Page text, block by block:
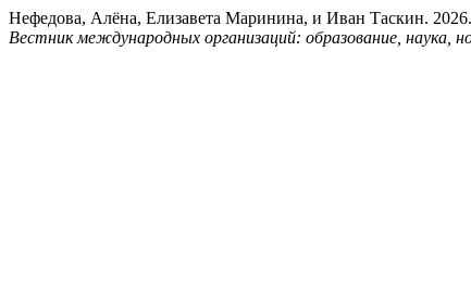
Нефедова, Алёна, Елизавета Маринина, и Иван Таскин.
Вестник международных организаций: образование, наука,